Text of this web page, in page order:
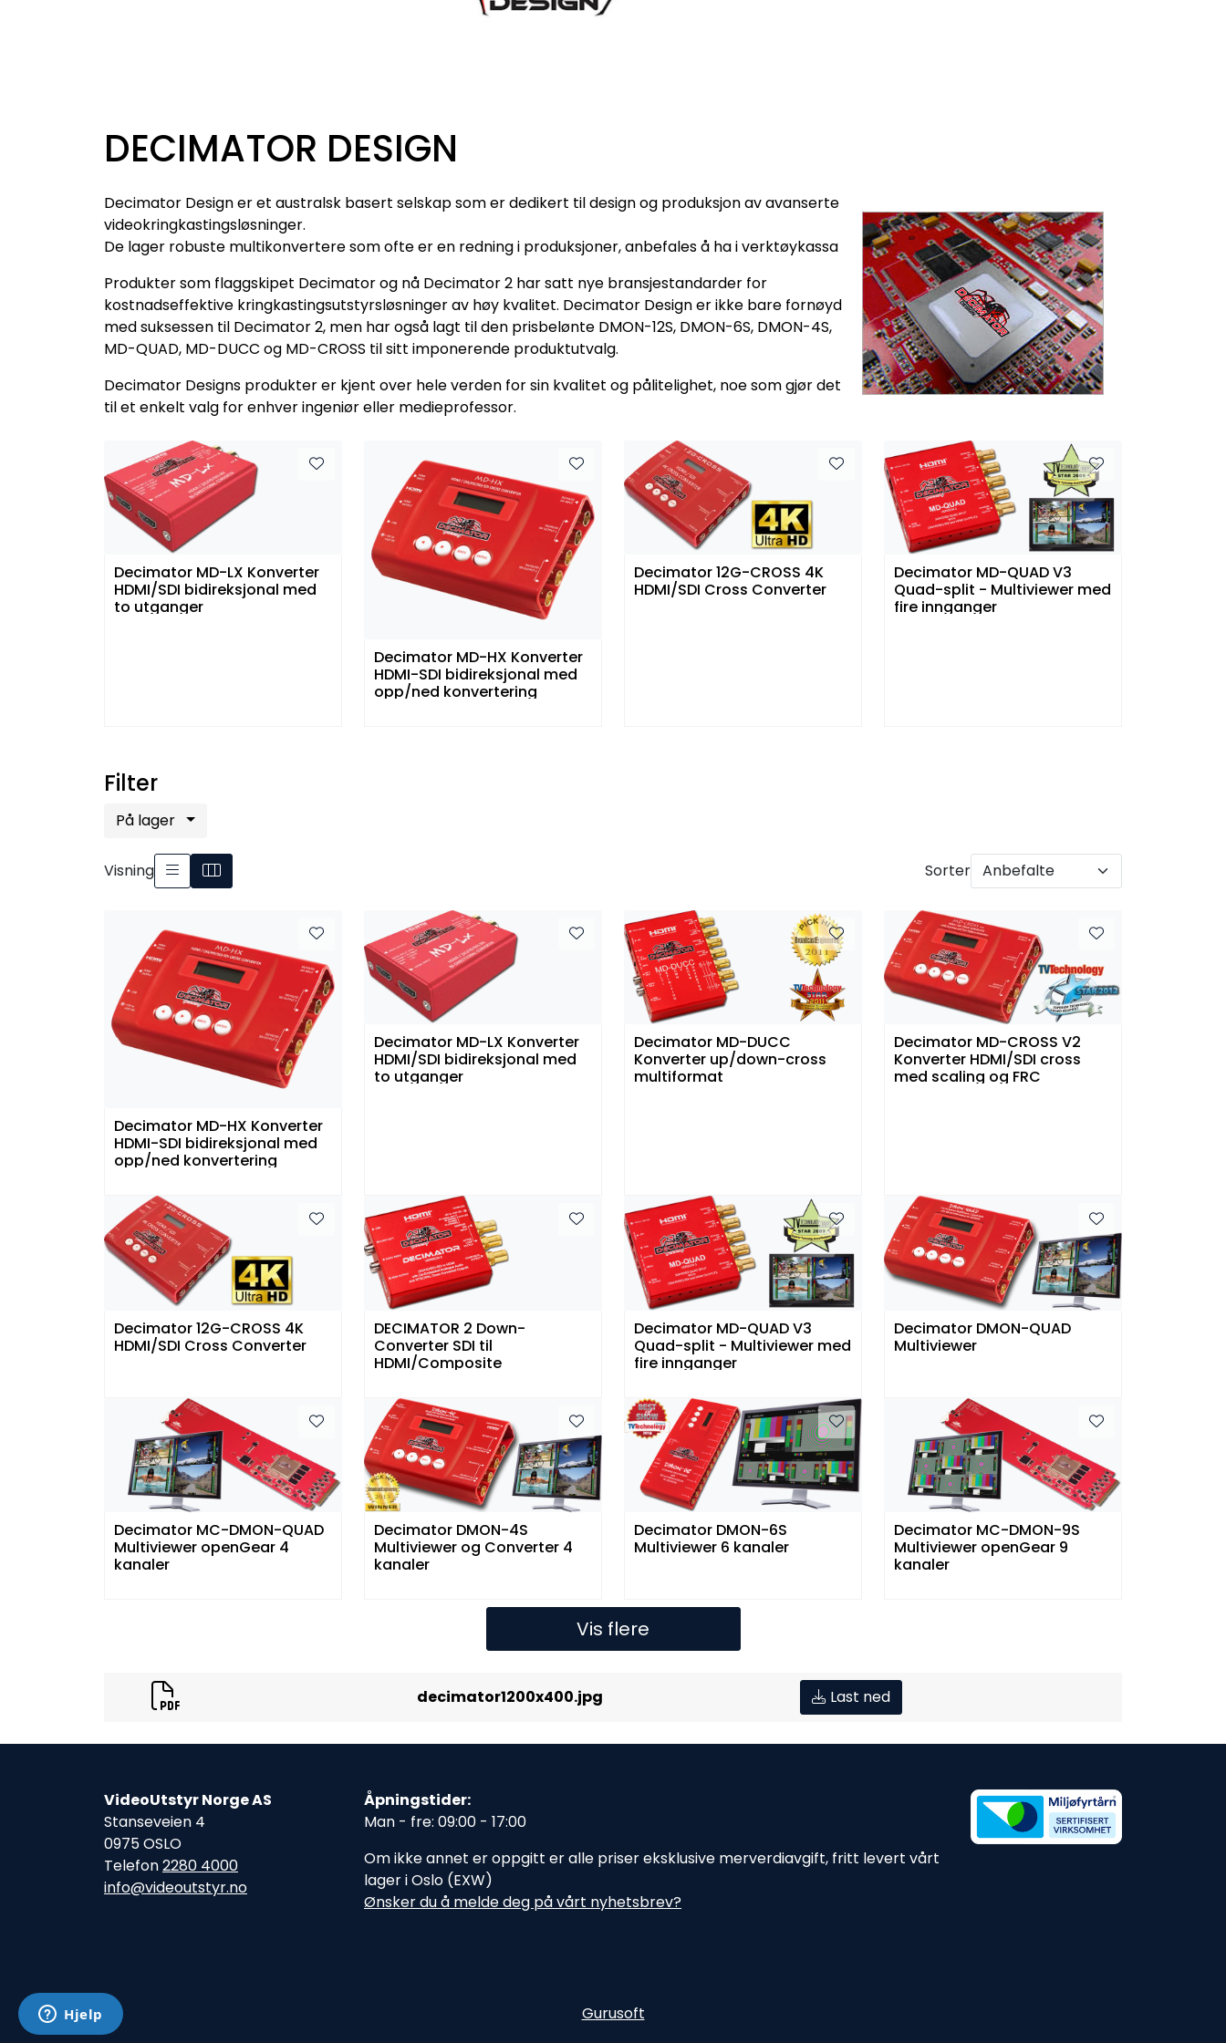
DECIMATOR DESIGN
Decimator Design er et australsk basert selskap som er dedikert til design og produksjon av avanserte
videokringkastingsløsninger.
De lager robuste multikonvertere som ofte er en redning i produksjoner, anbefales å ha i verktøykassa
Produkter som flaggskipet Decimator og nå Decimator 2 har satt nye bransjestandarder for
kostnadseffektive kringkastingsutstyrsløsninger av høy kvalitet. Decimator Design er ikke bare fornøyd
med suksessen til Decimator 2, men har også lagt til den prisbelønte DMON-12S, DMON-6S, DMON-4S,
MD-QUAD, MD-DUCC og MD-CROSS til sitt imponerende produktutvalg.
Decimator Designs produkter er kjent over hele verden for sin kvalitet og pålitelighet, noe som gjør det
til et enkelt valg for enhver ingeniør eller medieprofessor.
Decimator MD-LX Konverter
HDMI/SDI bidireksjonal med
to utganger
Decimator MD-HX Konverter
HDMI-SDI bidireksjonal med
opp/ned konvertering
Decimator 12G-CROSS 4K
HDMI/SDI Cross Converter
Decimator MD-QUAD V3
Quad-split - Multiviewer med
fire innganger
Filter
På lager
Visning Sorter
Decimator MD-HX Konverter
HDMI-SDI bidireksjonal med
opp/ned konvertering
Decimator MD-LX Konverter
HDMI/SDI bidireksjonal med
to utganger
Decimator MD-DUCC
Konverter up/down-cross
multiformat
Decimator MD-CROSS V2
Konverter HDMI/SDI cross
med scaling og FRC
Decimator 12G-CROSS 4K
HDMI/SDI Cross Converter
DECIMATOR 2 Down-
Converter SDI til
HDMI/Composite
Decimator MD-QUAD V3
Quad-split - Multiviewer med
fire innganger
Decimator DMON-QUAD
Multiviewer
Decimator MC-DMON-QUAD
Multiviewer openGear 4
kanaler
Decimator DMON-4S
Multiviewer og Converter 4
kanaler
Decimator DMON-6S
Multiviewer 6 kanaler
Decimator MC-DMON-9S
Multiviewer openGear 9
kanaler
Vis flere
decimator1200x400.jpg Last ned
VideoUtstyr Norge AS
Stanseveien 4
0975 OSLO
Telefon2280 4000
info@videoutstyr.no
Åpningstider:
Man - fre: 09:00 - 17:00
Om ikke annet er oppgitt er alle priser eksklusive merverdiavgift, fritt levert vårt
lager i Oslo (EXW)
Ønsker du å melde deg på vårt nyhetsbrev?
Gurusoft